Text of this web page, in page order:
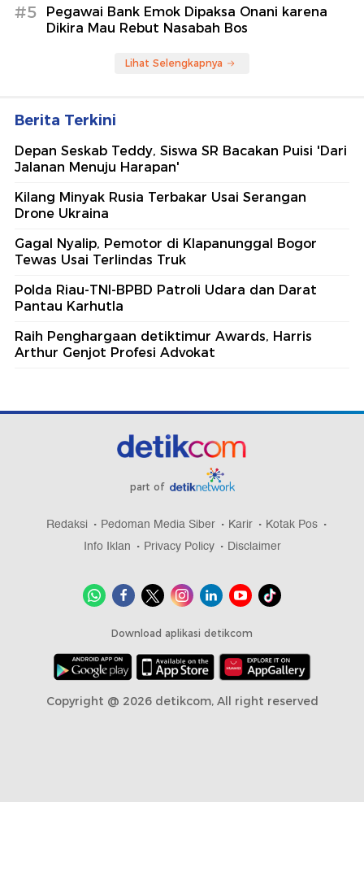
#5
Pegawai Bank Emok Dipaksa Onani karena
Dikira Mau Rebut Nasabah Bos
Lihat Selengkapnya
Berita Terkini
Depan Seskab Teddy, Siswa SR Bacakan Puisi 'Dari
Jalanan Menuju Harapan'
Kilang Minyak Rusia Terbakar Usai Serangan
Drone Ukraina
Gagal Nyalip, Pemotor di Klapanunggal Bogor
Tewas Usai Terlindas Truk
Polda Riau-TNI-BPBD Patroli Udara dan Darat
Pantau Karhutla
Raih Penghargaan detiktimur Awards, Harris
Arthur Genjot Profesi Advokat
part of
Redaksi Pedoman Media Siber Karir
Kotak Pos
Info Iklan
Privacy Policy Disclaimer
Download aplikasi detikcom
Copyright @ 2026 detikcom, All right reserved